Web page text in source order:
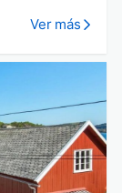
Ver más